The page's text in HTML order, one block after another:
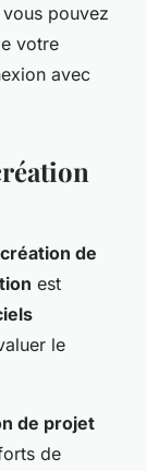
vous pouvez
votre
avec
création de
est
le
de projet
de